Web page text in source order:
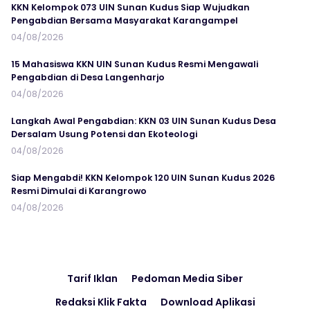
KKN Kelompok 073 UIN Sunan Kudus Siap Wujudkan
Pengabdian Bersama Masyarakat Karangampel
04/08/2026
15 Mahasiswa KKN UIN Sunan Kudus Resmi Mengawali
Pengabdian di Desa Langenharjo
04/08/2026
Langkah Awal Pengabdian: KKN 03 UIN Sunan Kudus Desa
Dersalam Usung Potensi dan Ekoteologi
04/08/2026
Siap Mengabdi! KKN Kelompok 120 UIN Sunan Kudus 2026
Resmi Dimulai di Karangrowo
04/08/2026
Tarif Iklan
Pedoman Media Siber
Redaksi Klik Fakta
Download Aplikasi